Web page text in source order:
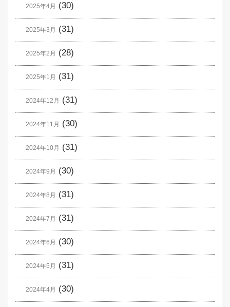
2025年4月 (30)
2025年3月 (31)
2025年2月 (28)
2025年1月 (31)
2024年12月 (31)
2024年11月 (30)
2024年10月 (31)
2024年9月 (30)
2024年8月 (31)
2024年7月 (31)
2024年6月 (30)
2024年5月 (31)
2024年4月 (30)